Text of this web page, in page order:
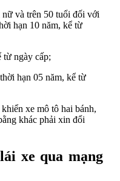
và trên 50 tuổi đối với
hạn 10 năm, kể từ
từ ngày cấp;
hạn 05 năm, kể từ
xe mô tô hai bánh,
khác phải xin đổi
xe qua mạng